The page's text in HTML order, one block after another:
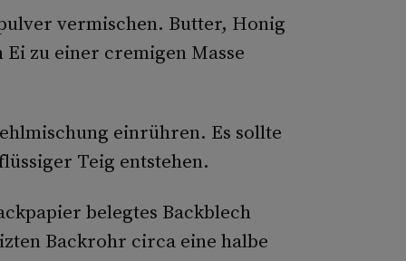
vermischen. Butter, Honig
zu einer cremigen Masse
einrühren. Es sollte
Teig entstehen.
belegtes Backblech
Backrohr circa eine halbe